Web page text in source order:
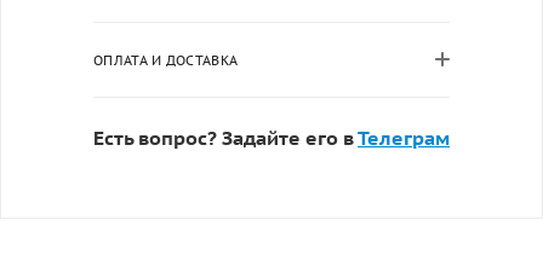
ОПЛАТА И ДОСТАВКА
Есть вопрос? Задайте его вТелеграм